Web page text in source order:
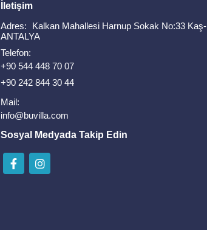
İletişim
Adres:
Kalkan Mahallesi Harnup Sokak No:33 Kaş-
ANTALYA
Telefon:
+90 544 448 70 07
+90 242 844 30 44
Mail:
info@buvilla.com
Sosyal Medyada Takip Edin